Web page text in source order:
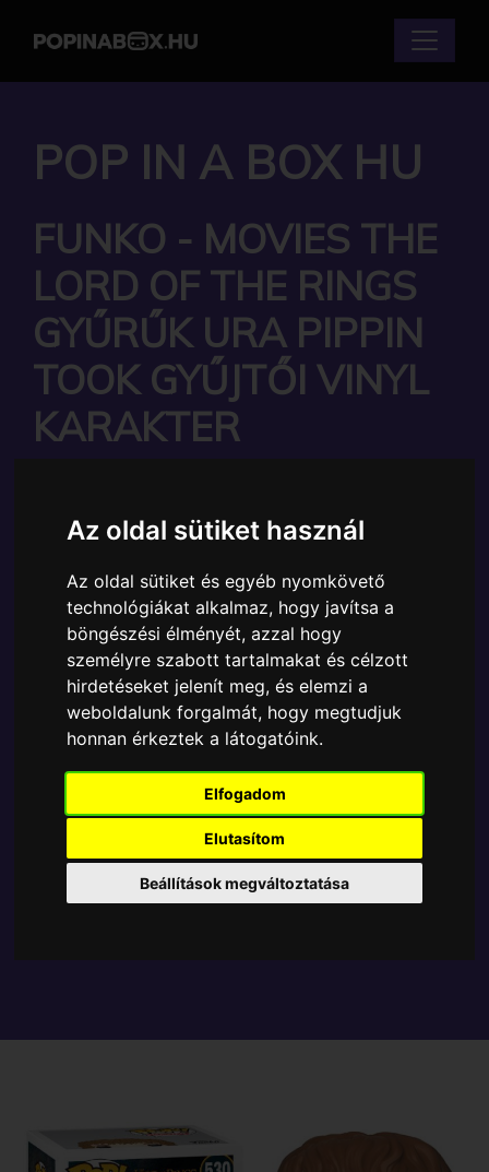
Az oldal sütiket használ
Az oldal sütiket és egyéb nyomkövető
technológiákat alkalmaz, hogy javítsa a
böngészési élményét, azzal hogy
személyre szabott tartalmakat és célzott
hirdetéseket jelenít meg, és elemzi a
weboldalunk forgalmát, hogy megtudjuk
honnan érkeztek a látogatóink.
Elfogadom
Elutasítom
Beállítások megváltoztatása
POP IN A BOX HU
FUNKO - MOVIES THE
LORD OF THE RINGS
GYŰRŰK URA PIPPIN
TOOK GYŰJTŐI VINYL
KARAKTER
Elérhetőség:Készleten
A Funko POP - Movies egyik népszerű terméke a
Funko - Movies The Lord of the Rings Gyűrűk ura
Pippin Took gyűjtői vinyl karakter, amely ablakos
csomagolásban azaz - POP In a Box - várja új
gazdáját.
Tetszik? Osszd meg másokkal!